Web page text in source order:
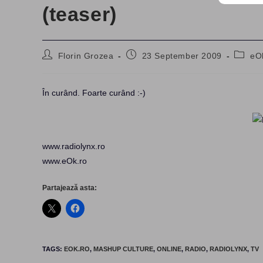
(teaser)
PostFlorin Grozea
Post23 September 2009
Post
În curând. Foarte curând :-)
www.radiolynx.ro
www.eOk.ro
Partajează asta:
TAGS: EOK.RO, MASHUP CULTURE, ONLINE, RADIO, RADIOLYNX, TV